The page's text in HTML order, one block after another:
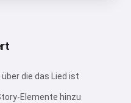
die das Lied ist
Elemente hinzu